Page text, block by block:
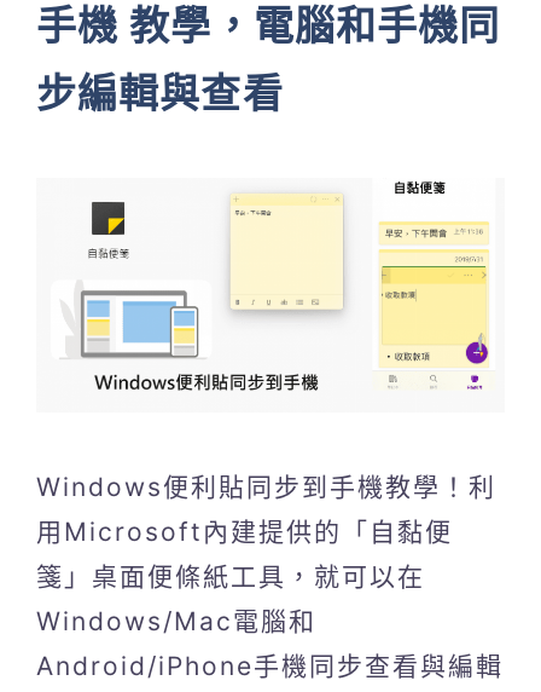
手機 教學，電腦和手機同
步編輯與查看
Windows便利貼同步到手機教學！利
用Microsoft內建提供的「自黏便
箋」桌面便條紙工具，就可以在
Windows/Mac電腦和
Android/iPhone手機同步查看與編輯